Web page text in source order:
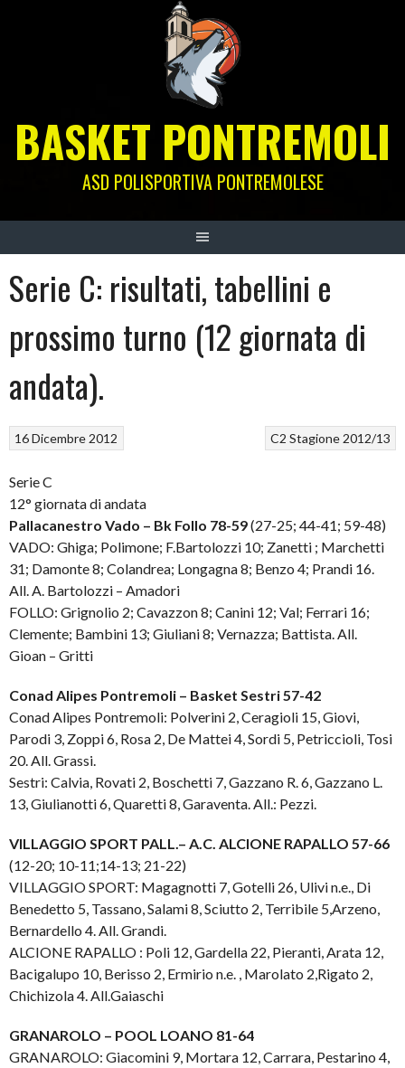
BASKET PONTREMOLI
ASD POLISPORTIVA PONTREMOLESE
Serie C: risultati, tabellini e
prossimo turno (12 giornata di
andata).
C2 Stagione 2012/13
16 Dicembre 2012
Serie C
12° giornata di andata
Pallacanestro Vado – Bk Follo 78-59(27-25; 44-41; 59-48)
VADO: Ghiga; Polimone; F.Bartolozzi 10; Zanetti ; Marchetti
31; Damonte 8; Colandrea; Longagna 8; Benzo 4; Prandi 16.
All. A. Bartolozzi – Amadori
FOLLO: Grignolio 2; Cavazzon 8; Canini 12; Val; Ferrari 16;
Clemente; Bambini 13; Giuliani 8; Vernazza; Battista. All.
Gioan – Gritti
Conad Alipes Pontremoli – Basket Sestri 57-42
Conad Alipes Pontremoli: Polverini 2, Ceragioli 15, Giovi,
Parodi 3, Zoppi 6, Rosa 2, De Mattei 4, Sordi 5, Petriccioli, Tosi
20. All. Grassi.
Sestri: Calvia, Rovati 2, Boschetti 7, Gazzano R. 6, Gazzano L.
13, Giulianotti 6, Quaretti 8, Garaventa. All.: Pezzi.
VILLAGGIO SPORT PALL.– A.C. ALCIONE RAPALLO 57-66
(12-20; 10-11;14-13; 21-22)
VILLAGGIO SPORT: Magagnotti 7, Gotelli 26, Ulivi n.e., Di
Benedetto 5, Tassano, Salami 8, Sciutto 2, Terribile 5,Arzeno,
Bernardello 4. All. Grandi.
ALCIONE RAPALLO : Poli 12, Gardella 22, Pieranti, Arata 12,
Bacigalupo 10, Berisso 2, Ermirio n.e. , Marolato 2,Rigato 2,
Chichizola 4. All.Gaiaschi
GRANAROLO – POOL LOANO 81-64
GRANAROLO: Giacomini 9, Mortara 12, Carrara, Pestarino 4,